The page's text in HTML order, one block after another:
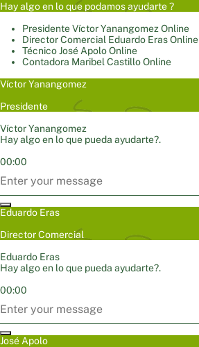
Hay algo en lo que podamos ayudarte ?
PresidenteVíctor Yanangomez Online
Director Comercial Eduardo ErasOnline
TécnicoJosé ApoloOnline
Contadora Maribel CastilloOnline
Víctor Yanangomez
Presidente
Víctor Yanangomez
Hay algo en lo que pueda ayudarte?.
00:00
Eduardo Eras
Director Comercial
Eduardo Eras
Hay algo en lo que pueda ayudarte?.
00:00
José Apolo